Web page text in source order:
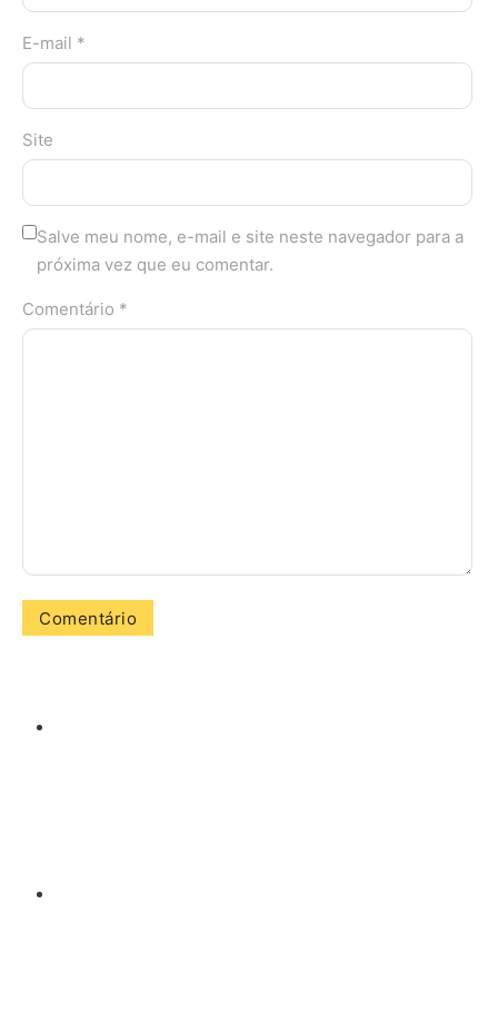
E-mail *
Site
Salve meu nome, e-mail e site neste navegador para a
próxima vez que eu comentar.
Comentário *